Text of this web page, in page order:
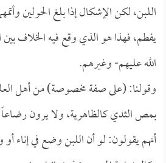
اللبن، لكن الإشكال إذا بلغ الحولين
يفطم، فهذا هو الذي وقع فيه الخلاف بين
الله عليهم- وغيرهم.
وقولنا: (على صفة مخصوصة) من أهل
بمص الثدي كالظاهرية، ولا يرون
أنهم يقولون: لو أن اللبن وضع في إناء